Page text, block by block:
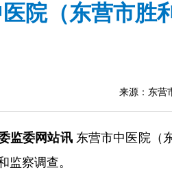
院（东营市胜
来源：东营
监委网站讯东营市中医院（
监察调查。